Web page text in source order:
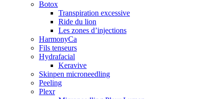
Botox
Transpiration excessive
Ride du lion
Les zones d’injections
HarmonyCa
Fils tenseurs
Hydrafacial
Keravive
Skinpen microneedling
Peeling
Plexr